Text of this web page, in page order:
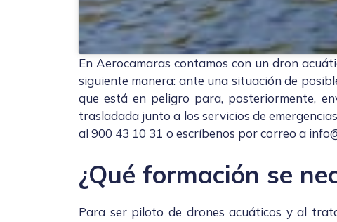
En Aerocamaras contamos con un dron
siguiente manera: ante una situación de
que está en peligro para, posteriormente,
trasladada junto a los servicios de
al 900 43 10 31 o escríbenos por correo a
¿Qué formación se
Para ser piloto de drones acuáticos y al